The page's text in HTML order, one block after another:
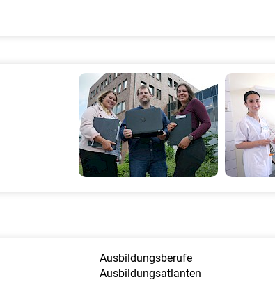
Ausbildungsberufe
Ausbildungsatlanten